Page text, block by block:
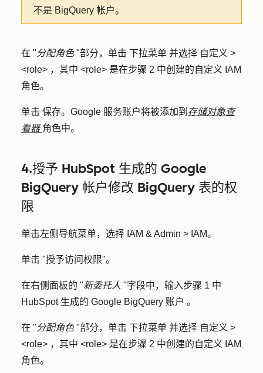
不是 BigQuery 帐户。
在 "分配角色 "部分，单击 下拉菜单 并选择 自定义 >
<role> ，其中 <role> 是在步骤 2 中创建的自定义 IAM
角色。
单击 保存。Google 服务账户将被添加到 存储对象查
看器 角色中。
4.授予 HubSpot 生成的 Google
BigQuery 帐户修改 BigQuery 表的权
限
单击左侧导航菜单，选择 IAM & Admin > IAM。
单击 "授予访问权限"。
在右侧面板的 "新委托人 "字段中，输入步骤 1 中
HubSpot 生成的 Google BigQuery 账户 。
在 "分配角色 "部分，单击 下拉菜单 并选择 自定义 >
<role> ，其中 <role> 是在步骤 2 中创建的自定义 IAM
角色。